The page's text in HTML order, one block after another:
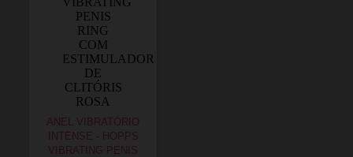
ANEL VIBRATÓRIO
INTENSE - HOPPS
VIBRATING PENIS